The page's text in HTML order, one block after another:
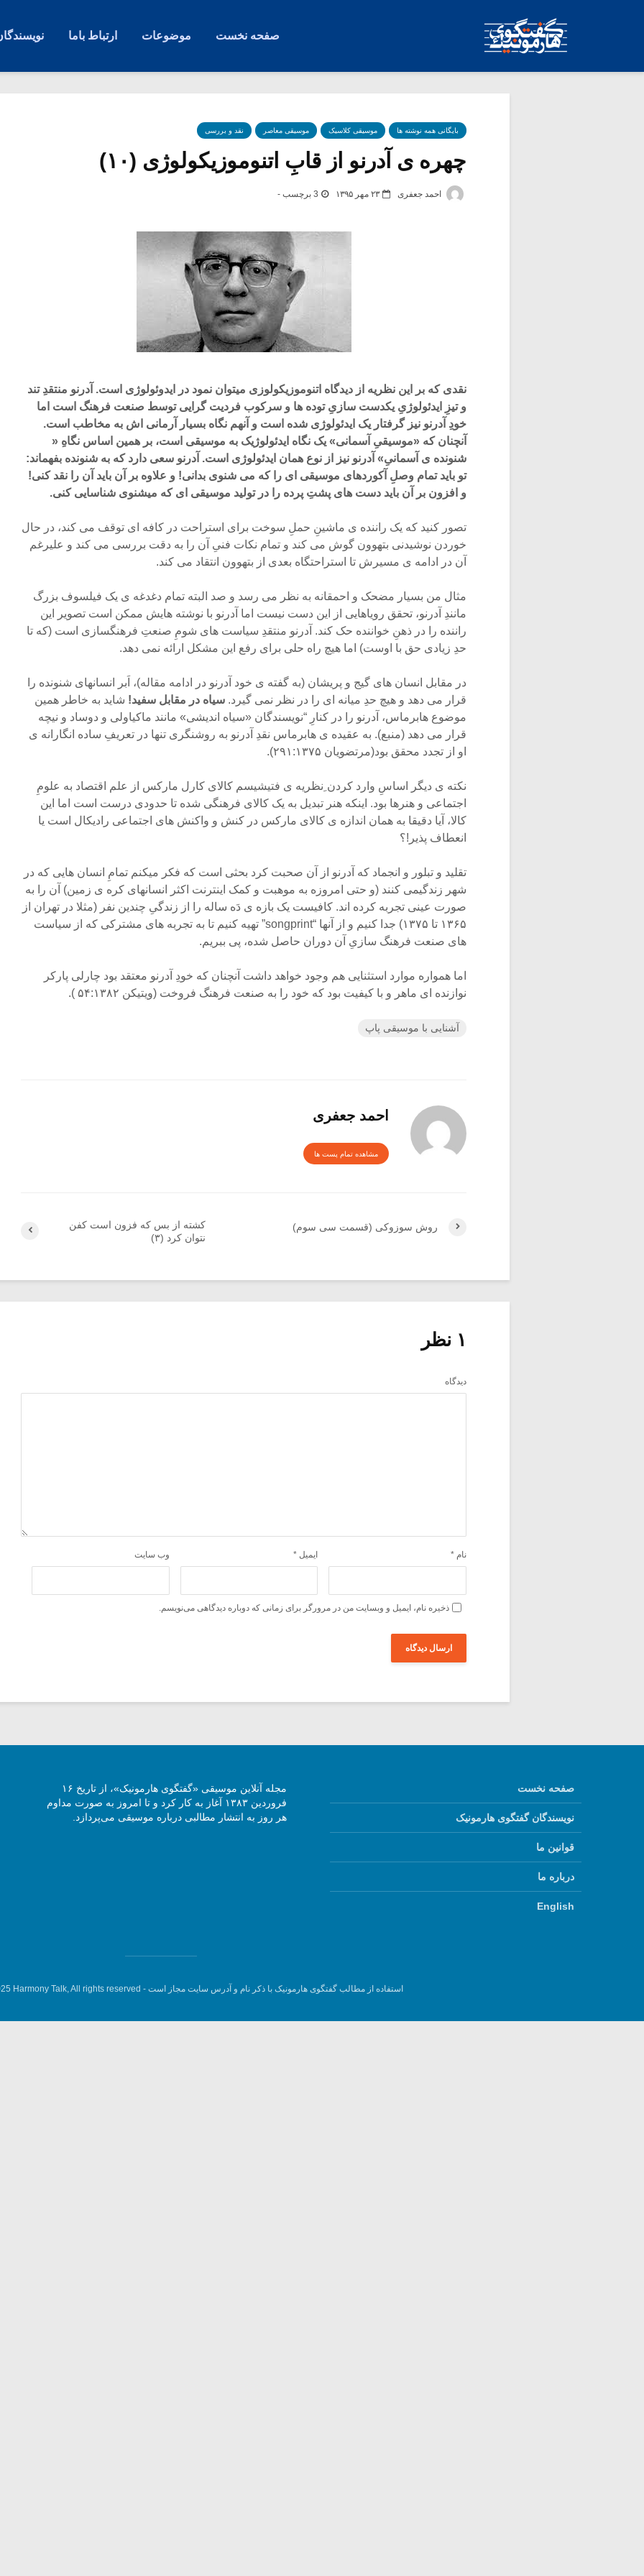
صفحه نخست موضوعات ارتباط باما
بایگانی همه نوشته ها موسیقی کلاسیک موسیقی معاصر نقد و بررسی
چهره ی آدرنو از قابِ اتنوموزیکولوژی (۱۰)
احمد جعفری ۲۳ مهر ۱۳۹۵ 3 برچسب -
نقدی که بر این نظریه از دیدگاه اتنوموزیکولوزی میتوان نمود در ایدوئولوژی است. آدرنو منتقدِ تند
و تیزِ ایدئولوژیِ یکدست سازیِ توده ها و سرکوب فردیت گرایی توسط صنعت فرهنگ است اما
خودِ آدرنو نیز گرفتار یک ایدئولوژی شده است و آنهم نگاه بسیار آرمانی اش به مخاطب است.
آنچنان که «موسیقیِ آسمانی» یک نگاه ایدئولوژیک به موسیقی است، بر همین اساس نگاهِ «
شنونده ی آسمانیِ» آدرنو نیز از نوع همان ایدئولوژی است. آدرنو سعی دارد که به شنونده بفهماند:
تو باید تمام وصلِ آکوردهای موسیقی ای را که می شنوی بدانی! و علاوه بر آن باید آن را نقد کنی!
و افزون بر آن باید دست های پشتِ پرده را در تولید موسیقی ای که میشنوی شناسایی کنی.
تصور کنید که یک راننده ی ماشینِ حملِ سوخت برای استراحت در کافه ای توقف می کند، در حال
خوردن نوشیدنی بتهوون گوش می کند و تمام نکات فنیِ آن را به دقت بررسی می کند و علیرغم
آن در ادامه ی مسیرش تا استراحتگاه بعدی از بتهوون انتقاد می کند.
مثال من بسیار مضحک و احمقانه به نظر می رسد و صد البته تمام دغدغه ی یک فیلسوف بزرگ
مانندِ آدرنو، تحقق رویاهایی از این دست نیست اما آدرنو با نوشته هایش ممکن است تصویر این
راننده را در ذهنِ خواننده حک کند. آدرنو منتقدِ سیاست های شومِ صنعتِ فرهنگسازی است (که تا
حدِ زیادی حق با اوست) اما هیچ راه حلی برای رفع این مشکل ارائه نمی دهد.
در مقابل انسان های گیج و پریشان (به گفته ی خود آدرنو در ادامه مقاله)، اَبر انسانهای شنونده را
قرار می دهد و هیچ حدِ میانه ای را در نظر نمی گیرد. سیاه در مقابل سفید! شاید به خاطر همین
موضوع هابرماس، آدرنو را در کنارِ “نویسندگان «سیاه اندیشی» مانند ماکیاولی و دوساد و نیچه
قرار می دهد (منبع). به عقیده ی هابرماس نقدِ آدرنو به روشنگری تنها در تعریفِ ساده انگارانه ی
او از تجدد محقق بود(مرتضویان ۲۹۱:۱۳۷۵).
نکته ی دیگر اساسِ وارد کردن ِنظریه ی فتیشیسم کالای کارل مارکس از علم اقتصاد به علومِ
اجتماعی و هنرها بود. اینکه هنر تبدیل به یک کالای فرهنگی شده تا حدودی درست است اما این
کالا، آیا دقیقا به همان اندازه ی کالای مارکس در کنش و واکنش های اجتماعی رادیکال است یا
انعطاف پذیر!؟
تقلید و تبلور و انجماد که آدرنو از آن صحبت کرد بحثی است که فکر میکنم تمامِ انسان هایی که در
شهر زندگیمی کنند (و حتی امروزه به موهبت و کمک اینترنت اکثر انسانهای کره ی زمین) آن را به
صورت عینی تجربه کرده اند. کافیست یک بازه ی دَه ساله را از زندگیِ چندین نفر (مثلا در تهران از
۱۳۶۵ تا ۱۳۷۵) جدا کنیم و از آنها “songprint” تهیه کنیم تا به تجربه های مشترکی که از سیاست
های صنعت فرهنگ سازیِ آن دوران حاصل شده، پی ببریم.
اما همواره موارد استثنایی هم وجود خواهد داشت آنچنان که خودِ آدرنو معتقد بود چارلی پارکر
نوازنده ای ماهر و با کیفیت بود که خود را به صنعت فرهنگ فروخت (ویتیکن ۵۴:۱۳۸۲ ).
آشنایی با موسیقی پاپ
احمد جعفری
مشاهده تمام پست ها
کشته از بس که فزون است کفن
نتوان کرد (۳)
روش سوزوکی (قسمت سی سوم)
۱ نظر
دیدگاه
نام * ایمیل * وب‌ سایت
ذخیره نام، ایمیل و وبسایت من در مرورگر برای زمانی که دوباره دیدگاهی می‌نویسم.
صفحه نخست
نویسندگان گفتگوی هارمونیک
قوانین ما
درباره ما
English
مجله آنلاین موسیقی «گفتگوی هارمونیک»، از تاریخ ۱۶
فروردین ۱۳۸۳ آغاز به کار کرد و تا امروز به صورت مداوم
هر روز به انتشار مطالبی درباره موسیقی می‌پردازد.
استفاده از مطالب گفتگوی هارمونیک با ذکر نام و آدرس سایت مجاز است - Harmony Talk, All rights reserved.